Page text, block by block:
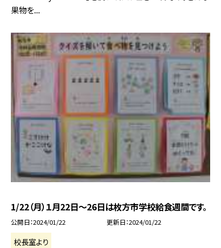
果物を...
1/22（月）１月22日〜26日は枚方市学校給食週間です。
公開日 2024/01/22 更新日 2024/01/22
校長室より